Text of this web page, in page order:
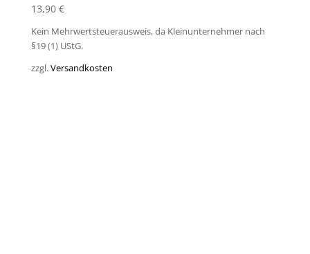
13,90 €
Kein Mehrwertsteuerausweis, da Kleinunternehmer nach
§19 (1) UStG.
zzgl.Versandkosten